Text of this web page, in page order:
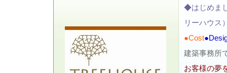
◆はじめま
リーハウス
●Cost
建築事務所
お客様の夢